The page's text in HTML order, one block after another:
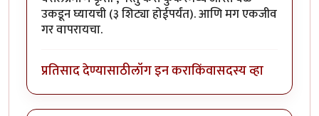
उकडून घ्यायची (३ शिट्या होईपर्यंत). आणि मग एकजीव
गर वापरायचा.
प्रतिसाद देण्यासाठीलॉग इन कराकिंवासदस्य व्हा